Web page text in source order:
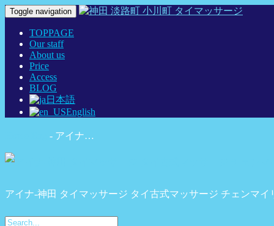
Toggle navigation
TOPPAGE
Our staff
About us
Price
Access
BLOG
日本語
English
- アイナ…
アイナ-神田 タイマッサージ タイ古式マッサージ チェンマイ